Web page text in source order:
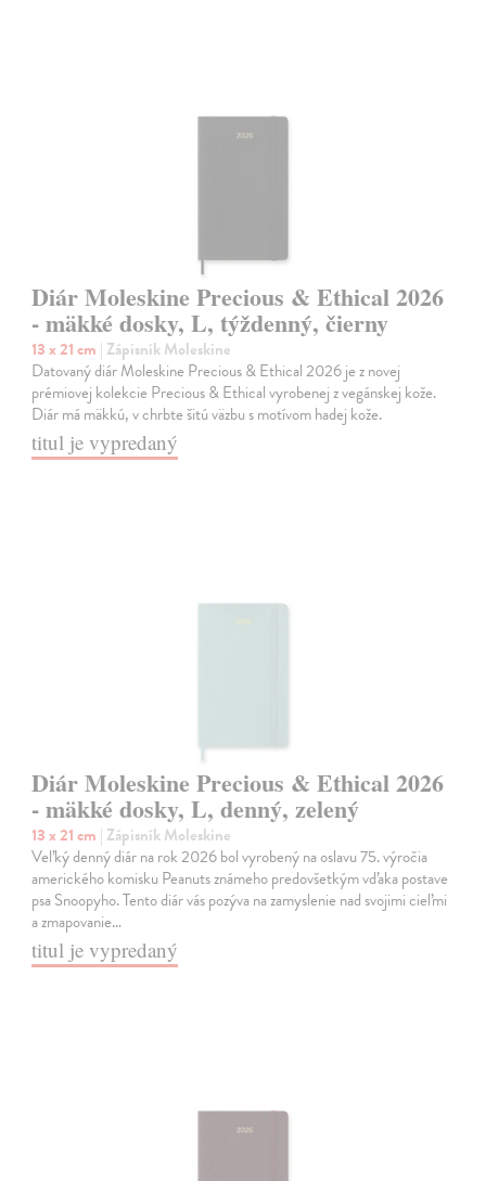
Diár Moleskine Precious & Ethical 2026
- mäkké dosky, L, týždenný, čierny
13 x 21 cm | Zápisník Moleskine
Datovaný diár Moleskine Precious & Ethical 2026 je z novej
prémiovej kolekcie Precious & Ethical vyrobenej z vegánskej kože.
Diár má mäkkú, v chrbte šitú väzbu s motívom hadej kože.
titul je vypredaný
Diár Moleskine Precious & Ethical 2026
- mäkké dosky, L, denný, zelený
13 x 21 cm | Zápisník Moleskine
Veľký denný diár na rok 2026 bol vyrobený na oslavu 75. výročia
amerického komisku Peanuts známeho predovšetkým vďaka postave
psa Snoopyho. Tento diár vás pozýva na zamyslenie nad svojimi cieľmi
a zmapovanie…
titul je vypredaný